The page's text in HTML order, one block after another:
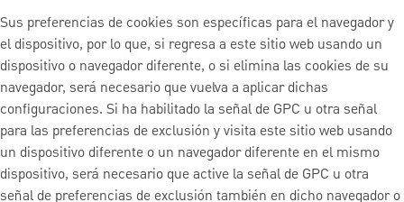
Sus preferencias de cookies son específicas para el navegador y
el dispositivo, por lo que, si regresa a este sitio web usando un
dispositivo o navegador diferente, o si elimina las cookies de su
navegador, será necesario que vuelva a aplicar dichas
configuraciones. Si ha habilitado la señal de GPC u otra señal
para las preferencias de exclusión y visita este sitio web usando
un dispositivo diferente o un navegador diferente en el mismo
dispositivo, será necesario que active la señal de GPC u otra
señal de preferencias de exclusión también en dicho navegador o